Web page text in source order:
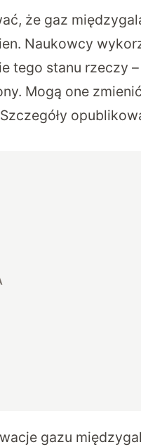
że gaz
Naukowcy
tego stanu rzeczy
Mogą one zmienić
gazu